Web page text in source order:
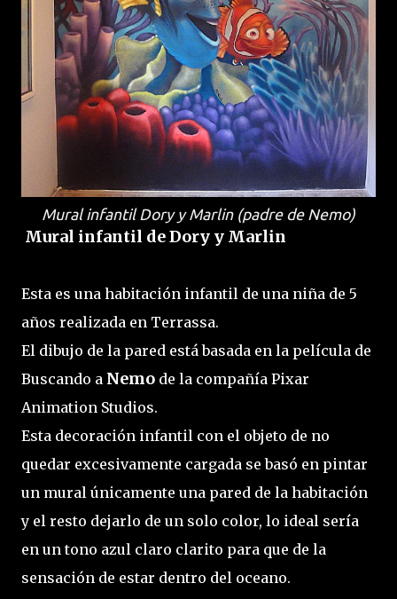
Mural infantil Dory y Marlin (padre de Nemo)
Mural infantil de Dory y Marlin
Esta es una habitación infantil de una niña de 5
años realizada en Terrassa.
El dibujo de la pared está basada en la película de
Buscando a Nemo de la compañía Pixar
Animation Studios.
Esta decoración infantil con el objeto de no
quedar excesivamente cargada se basó en pintar
un mural únicamente una pared de la habitación
y el resto dejarlo de un solo color, lo ideal sería
en un tono azul claro clarito para que de la
sensación de estar dentro del oceano.